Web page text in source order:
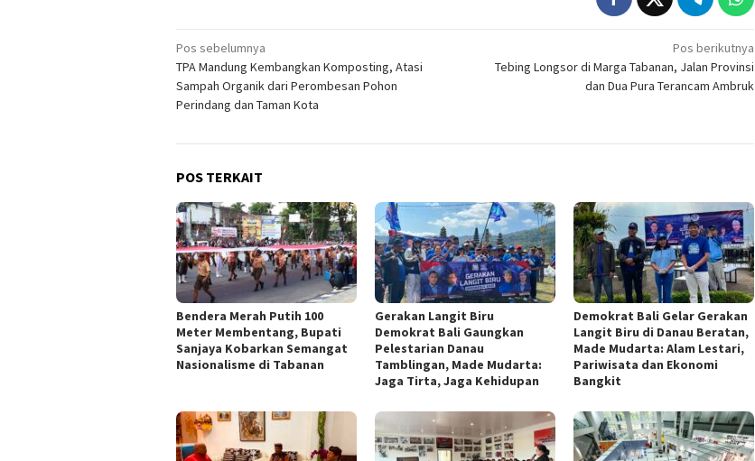
Navigasi
pos
Pos sebelumnya
TPA Mandung Kembangkan Komposting, Atasi
Sampah Organik dari Perombesan Pohon
Perindang dan Taman Kota
Pos berikutnya
Tebing Longsor di Marga Tabanan, Jalan Provinsi
dan Dua Pura Terancam Ambruk
POS TERKAIT
Bendera Merah Putih 100
Meter Membentang, Bupati
Sanjaya Kobarkan Semangat
Nasionalisme di Tabanan
Gerakan Langit Biru
Demokrat Bali Gaungkan
Pelestarian Danau
Tamblingan, Made Mudarta:
Jaga Tirta, Jaga Kehidupan
Demokrat Bali Gelar Gerakan
Langit Biru di Danau Beratan,
Made Mudarta: Alam Lestari,
Pariwisata dan Ekonomi
Bangkit